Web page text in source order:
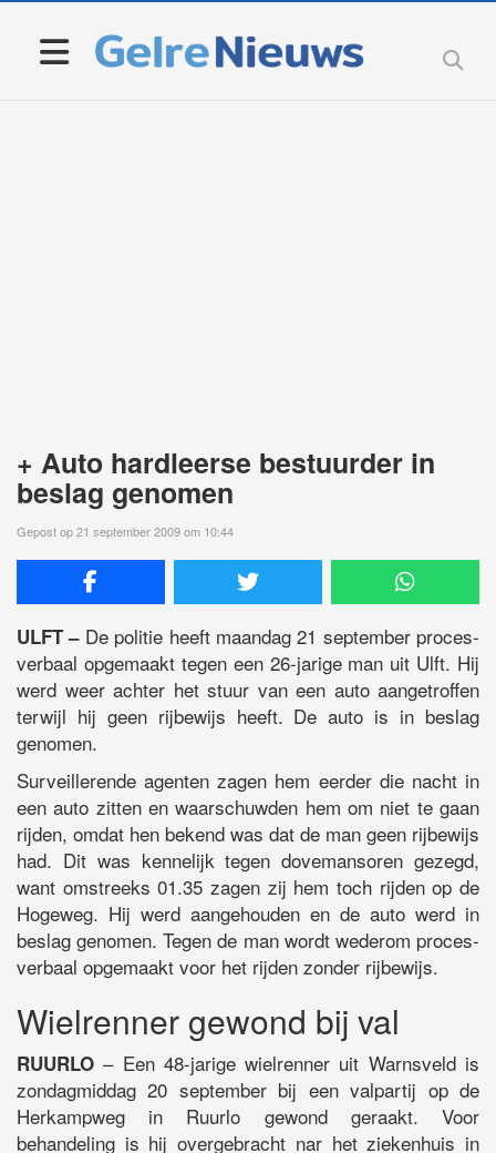
+ Auto hardleerse bestuurder in
beslag genomen
Gepost op 21 september 2009 om 10:44
ULFT –De politie heeft maandag 21 september proces-
verbaal opgemaakt tegen een 26-jarige man uit Ulft. Hij
werd weer achter het stuur van een auto aangetroffen
terwijl hij geen rijbewijs heeft. De auto is in beslag
genomen.
Surveillerende agenten zagen hem eerder die nacht in
een auto zitten en waarschuwden hem om niet te gaan
rijden, omdat hen bekend was dat de man geen rijbewijs
had. Dit was kennelijk tegen dovemansoren gezegd,
want omstreeks 01.35 zagen zij hem toch rijden op de
Hogeweg. Hij werd aangehouden en de auto werd in
beslag genomen. Tegen de man wordt wederom proces-
verbaal opgemaakt voor het rijden zonder rijbewijs.
Wielrenner gewond bij val
RUURLO– Een 48-jarige wielrenner uit Warnsveld is
zondagmiddag 20 september bij een valpartij op de
Herkampweg in Ruurlo gewond geraakt. Voor
behandeling is hij overgebracht nar het ziekenhuis in